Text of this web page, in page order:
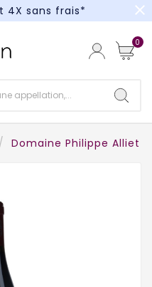
4X sans frais*
4X sans frais*
close
0
Domaine Philippe Alliet